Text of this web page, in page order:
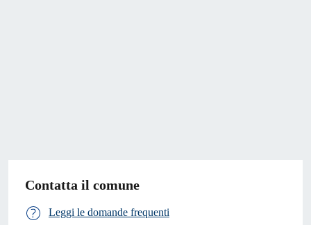
Contatta il comune
Leggi le domande frequenti